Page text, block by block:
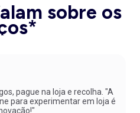
icónicas, como a
alta da lista de compras.
ou laços contribuem,
ou em momentos festivos.
são bastante adequadas para usar
exemplo, enquanto alternativas de
de algodão, se usam em qualquer
sobre os
pague na loja e recolha. "A
para experimentar em loja é